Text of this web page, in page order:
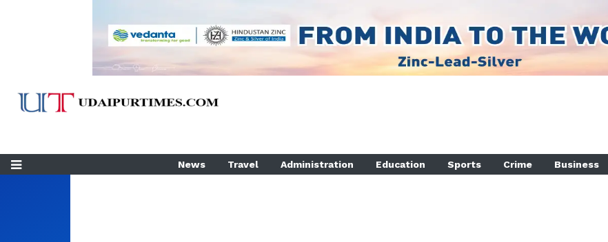
News Travel Administration Education Sports Crime Business